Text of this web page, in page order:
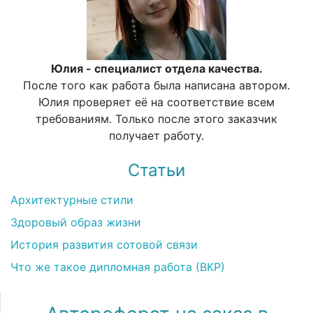
Юлия - специалист отдела качества.
После того как работа была написана автором.
Юлия проверяет её на соответствие всем
требованиям. Только после этого заказчик
получает работу.
Статьи
Архитектурные стили
Здоровый образ жизни
История развития сотовой связи
Что же такое дипломная работа (ВКР)